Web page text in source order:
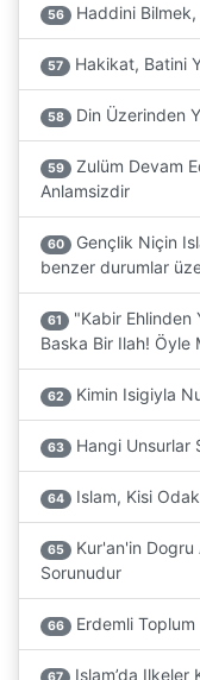
56 Haddini
57 Hakikat, Batini
58 Din Üzerinden
59
Zulüm Devam
Anlamsizdir
60
Gençlik Niçin
benzer durumlar
61
"Kabir Ehlinden
Baska Bir Ilah! Öyle
62 Kimin Isigiyla
63 Hangi Unsurlar
64 Islam, Kisi
65
Kur'an'in Dogru
Sorunudur
66 Erdemli
Islam’da